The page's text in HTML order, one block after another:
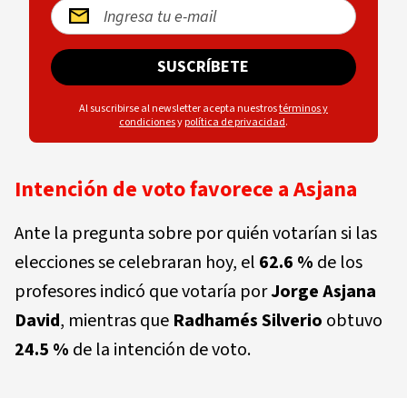
SUSCRÍBETE
Al suscribirse al newsletter acepta nuestrostérminos y
condicionesypolítica de privacidad.
Intención de voto favorece a Asjana
Ante la pregunta sobre por quién votarían si las
elecciones se celebraran hoy, el 62.6 % de los
profesores indicó que votaría porJorge Asjana
David, mientras que Radhamés Silverio obtuvo
24.5 % de la intención de voto.